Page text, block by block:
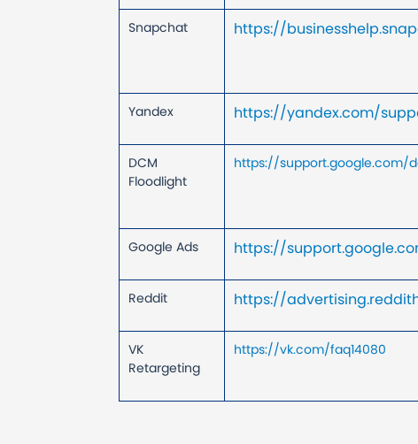
Snapchat https://
Yandex https://yandex.com/
DCM
Floodlight
https://support.google.com/
Google Ads https://
Reddit https://
VK
Retargeting
https://vk.com/faq14080